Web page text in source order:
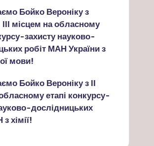
Бойко Вероніку з
місцем на обласному
захисту науково-
робіт МАН України з
мови!
Бойко Вероніку з ІІ
етапі конкурсу-
дослідницьких
хімії!